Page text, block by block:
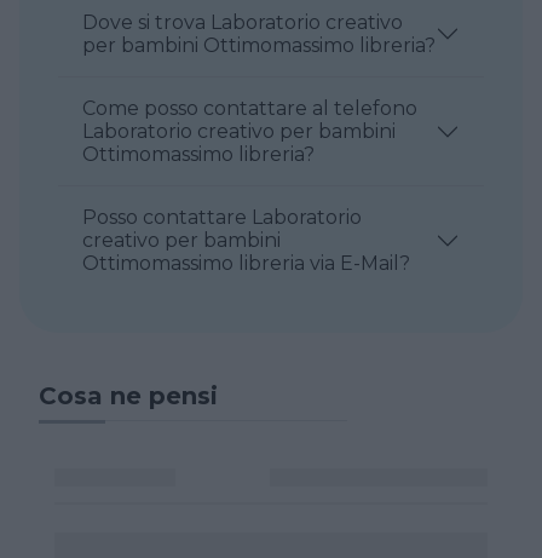
Dove si trova Laboratorio creativo
per bambini Ottimomassimo libreria?
Come posso contattare al telefono
Laboratorio creativo per bambini
Ottimomassimo libreria?
Posso contattare Laboratorio
creativo per bambini
Ottimomassimo libreria via E-Mail?
Cosa ne pensi